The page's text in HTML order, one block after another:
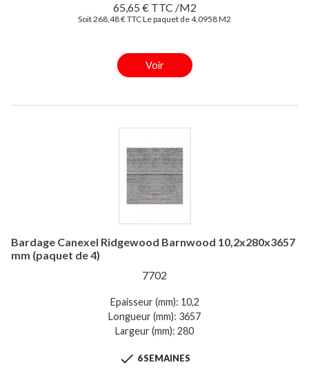
65,65 € TTC /M2
Soit 268,48 € TTC Le paquet de 4,0958 M2
Voir
Bardage Canexel Ridgewood Barnwood 10,2x280x3657
mm (paquet de 4)
7702
Epaisseur (mm): 10,2
Longueur (mm): 3657
Largeur (mm): 280
 6 SEMAINES